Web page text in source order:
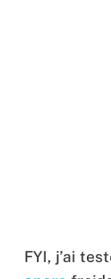
FYI, j’ai